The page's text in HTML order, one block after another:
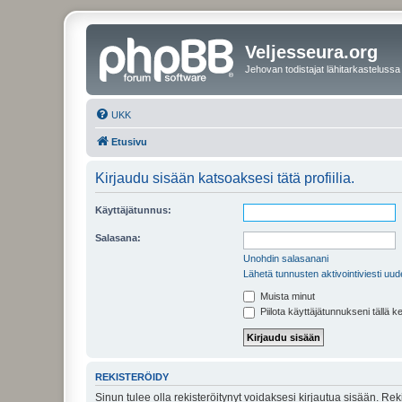
Veljesseura.org
Jehovan todistajat lähitarkastelussa
UKK
Etusivu
Kirjaudu sisään katsoaksesi tätä profiilia.
Käyttäjätunnus:
Salasana:
Unohdin salasanani
Lähetä tunnusten aktivointiviesti
Muista minut
Piilota käyttäjätunnukseni tällä
REKISTERÖIDY
Sinun tulee olla rekisteröitynyt voidaksesi kirjautua sisään.